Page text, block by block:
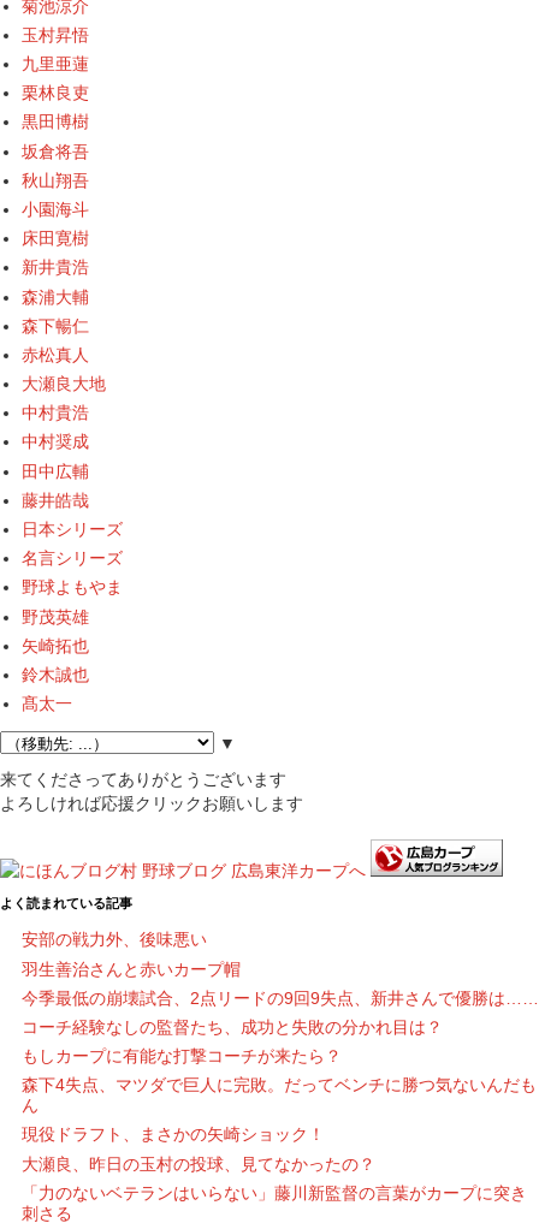
菊池涼介
玉村昇悟
九里亜蓮
栗林良吏
黒田博樹
坂倉将吾
秋山翔吾
小園海斗
床田寛樹
新井貴浩
森浦大輔
森下暢仁
赤松真人
大瀬良大地
中村貴浩
中村奨成
田中広輔
藤井皓哉
日本シリーズ
名言シリーズ
野球よもやま
野茂英雄
矢崎拓也
鈴木誠也
髙太一
▼
来てくださってありがとうございます
よろしければ応援クリックお願いします
よく読まれている記事
安部の戦力外、後味悪い
羽生善治さんと赤いカープ帽
今季最低の崩壊試合、2点リードの9回9失点、新井さんで優勝は……
コーチ経験なしの監督たち、成功と失敗の分かれ目は？
もしカープに有能な打撃コーチが来たら？
森下4失点、マツダで巨人に完敗。だってベンチに勝つ気ないんだも
ん
現役ドラフト、まさかの矢崎ショック！
大瀬良、昨日の玉村の投球、見てなかったの？
「力のないベテランはいらない」藤川新監督の言葉がカープに突き
刺さる